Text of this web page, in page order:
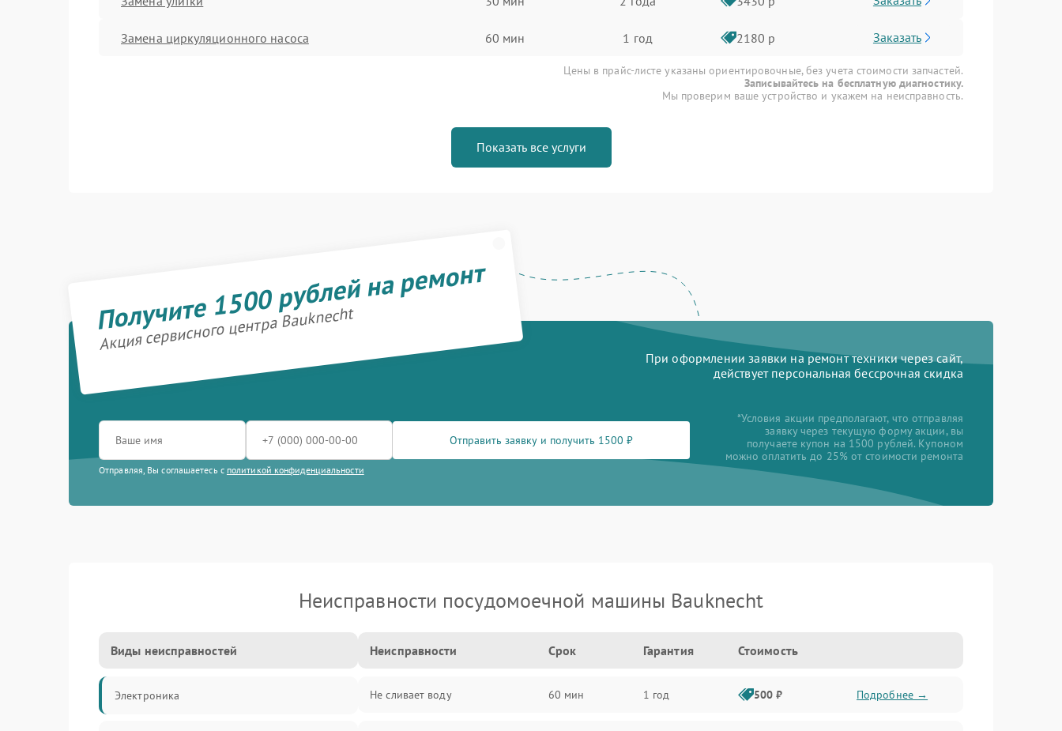
Замена циркуляционного насоса 60 мин 1 год 2180 р Заказать
Цены в прайс-листе указаны ориентировочные, без учета стоимости запчастей.
Записывайтесь на бесплатную диагностику.
Мы проверим ваше устройство и укажем на неисправность.
Показать все услуги
Получите 1500 рублей на ремонт
Акция сервисного центра Bauknecht
При оформлении заявки на ремонт техники через сайт,
действует персональная бессрочная скидка
Отправить заявку и получить 1500 ₽
Отправляя, Вы соглашаетесь с политикой конфиденциальности
*Условия акции предполагают, что отправляя
заявку через текущую форму акции, вы
получаете купон на 1500 рублей. Купоном
можно оплатить до 25% от стоимости ремонта
Неисправности посудомоечной машины Bauknecht
Виды неисправностей
Электроника
Неисправности Срок Гарантия Стоимость
Не сливает воду 60 мин 1 год 500 ₽ Подробнее →